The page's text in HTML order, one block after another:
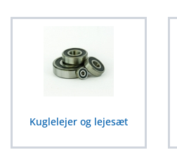
Kuglelejer og lejesæt